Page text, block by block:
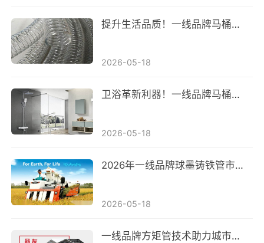
提升生活品质！一线品牌马桶移位器成为家庭新宠
2026-05-18
卫浴革新利器！一线品牌马桶移位器助力家居升级
2026-05-18
2026年一线品牌球墨铸铁管市场需求持续增长，行业迎来新发展机遇
2026-05-18
一线品牌方矩管技术助力城市地下管网升级改造